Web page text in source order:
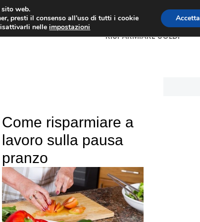
RISPARMIARE SOLDI
Come risparmiare a
lavoro sulla pausa
pranzo
web.
presti il consenso all’uso di tutti i cookie
nelleimpostazioni
Accetta